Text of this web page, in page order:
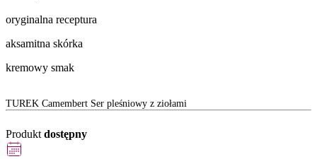
oryginalna receptura
aksamitna skórka
kremowy smak
TUREK Camembert Ser pleśniowy z ziołami
Produkt dostępny